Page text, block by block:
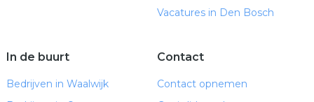
Vacatures in Den Bosch
In de buurt
Bedrijven in Waalwijk
Contact
Contact opnemen